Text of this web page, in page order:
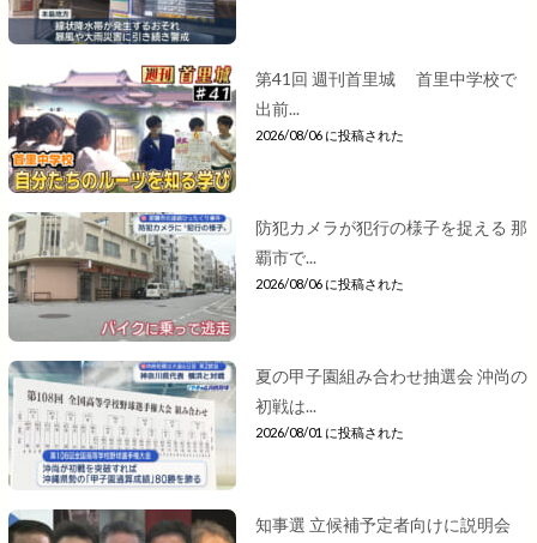
第41回 週刊首里城 首里中学校で
出前...
2026/08/06 に投稿された
防犯カメラが犯行の様子を捉える 那
覇市で...
2026/08/06 に投稿された
夏の甲子園組み合わせ抽選会 沖尚の
初戦は...
2026/08/01 に投稿された
知事選 立候補予定者向けに説明会